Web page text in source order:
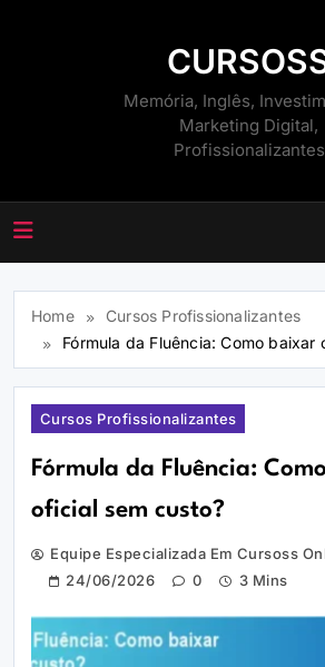
Memória, Inglês,
Marketing Digital,
Profissionalizantes
Home
Cursos Profissionalizantes
Fórmula da Fluência: Como baixar
Cursos Profissionalizantes
Fórmula da Fluência:
oficial sem custo?
Equipe Especializada Em Cursoss
24/06/2026
0 3 Mins